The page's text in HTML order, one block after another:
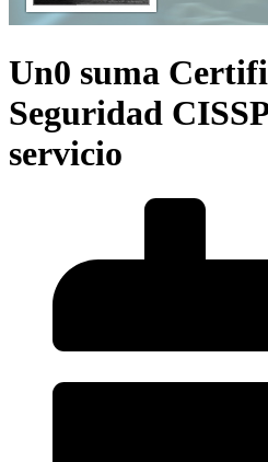
Un0 suma
Seguridad
servicio